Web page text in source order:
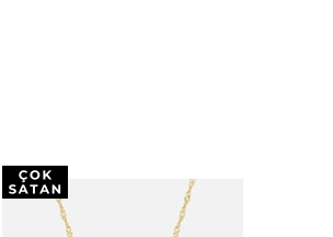
maddeler içeren temizlik